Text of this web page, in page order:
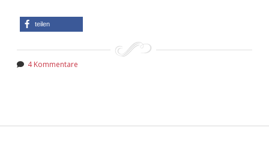
Adventskalender 2021
Adventskalender 2024
teilen
4 Kommentare